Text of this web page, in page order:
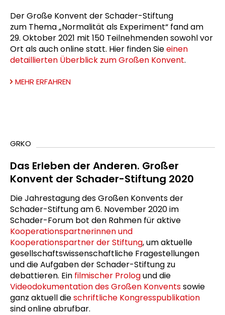
Der Große Konvent der Schader-Stiftung
zum Thema „Normalität als Experiment“ fand am
29. Oktober 2021 mit 150 Teilnehmenden sowohl vor
Ort als auch online statt. Hier finden Sieeinen
detaillierten Überblick zum Großen Konvent.
MEHR ERFAHREN
GRKO
Das Erleben der Anderen. Großer
Konvent der Schader-Stiftung 2020
Die Jahrestagung des Großen Konvents der
Schader-Stiftung am 6. November 2020 im
Schader-Forum bot den Rahmen für aktive
Kooperationspartnerinnen und
Kooperationspartner der Stiftung, um aktuelle
gesellschaftswissenschaftliche Fragestellungen
und die Aufgaben der Schader-Stiftung zu
debattieren. Ein filmischer Prologund die
Videodokumentation des Großen Konventssowie
ganz aktuell dieschriftliche Kongresspublikation
sind online abrufbar.